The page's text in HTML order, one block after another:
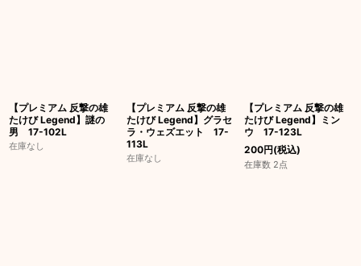
【プレミアム 反撃の雄
たけび Legend】謎の
男 17-102L
在庫なし
【プレミアム 反撃の雄
たけび Legend】グラセ
ラ・ウェズエット 17-
113L
在庫なし
【プレミアム 反撃の雄
たけび Legend】ミン
ウ 17-123L
200円(税込)
在庫数 2点